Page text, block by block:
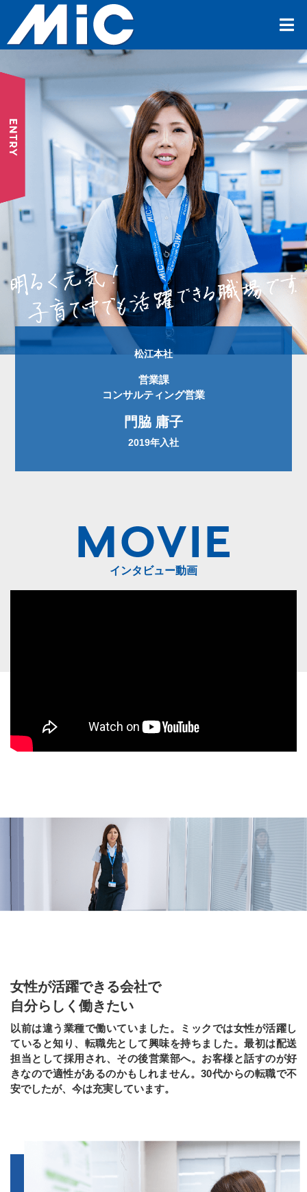
松江本社
営業課
コンサルティング営業
門脇 庸子
2019年入社
インタビュー動画
女性が活躍できる会社で
自分らしく働きたい
以前は違う業種で働いていました。ミックでは女性が活躍し
ていると知り、転職先として興味を持ちました。最初は配送
担当として採用され、その後営業部へ。お客様と話すのが好
きなので適性があるのかもしれません。30代からの転職で不
安でしたが、今は充実しています。